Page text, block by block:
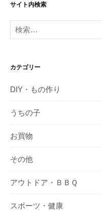
サイト内検索
検
索:
カテゴリー
DIY・もの作り
うちの子
お買物
その他
アウトドア・ＢＢＱ
スポーツ・健康